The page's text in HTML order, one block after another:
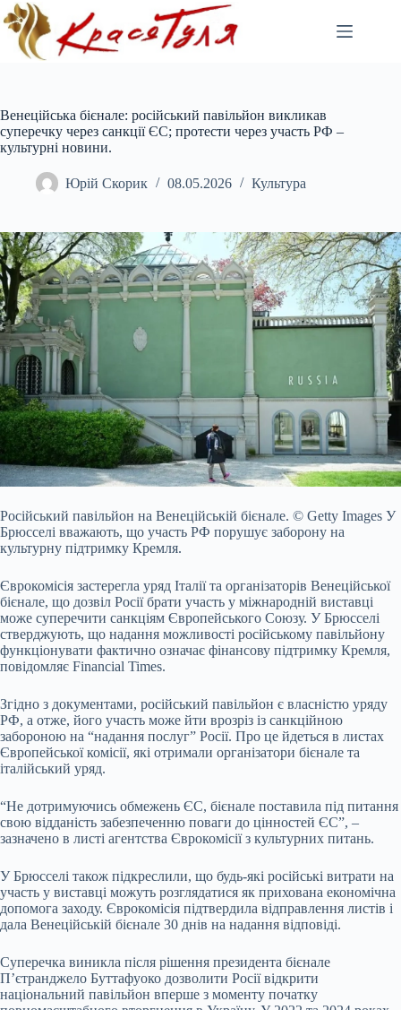
Перейти
до
вмісту
Венеційська бієнале: російський павільйон викликав
суперечку через санкції ЄС; протести через участь РФ –
культурні новини.
Юрій Скорик 08.05.2026 Культура
Російський павільйон на Венеційській бієнале. © Getty Images У
Брюсселі вважають, що участь РФ порушує заборону на
культурну підтримку Кремля.
Єврокомісія застерегла уряд Італії та організаторів Венеційської
бієнале, що дозвіл Росії брати участь у міжнародній виставці
може суперечити санкціям Європейського Союзу. У Брюсселі
стверджують, що надання можливості російському павільйону
функціонувати фактично означає фінансову підтримку Кремля,
повідомляє Financial Times.
Згідно з документами, російський павільйон є власністю уряду
РФ, а отже, його участь може йти врозріз із санкційною
забороною на “надання послуг” Росії. Про це йдеться в листах
Європейської комісії, які отримали організатори бієнале та
італійський уряд.
“Не дотримуючись обмежень ЄС, бієнале поставила під питання
свою відданість забезпеченню поваги до цінностей ЄС”, –
зазначено в листі агентства Єврокомісії з культурних питань.
У Брюсселі також підкреслили, що будь-які російські витрати на
участь у виставці можуть розглядатися як прихована економічна
допомога заходу. Єврокомісія підтвердила відправлення листів і
дала Венеційській бієнале 30 днів на надання відповіді.
Суперечка виникла після рішення президента бієнале
П’єтранджело Буттафуоко дозволити Росії відкрити
національний павільйон вперше з моменту початку